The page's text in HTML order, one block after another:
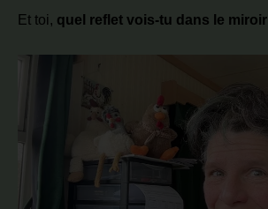
Et toi, quel reflet vois-tu dans le miroir